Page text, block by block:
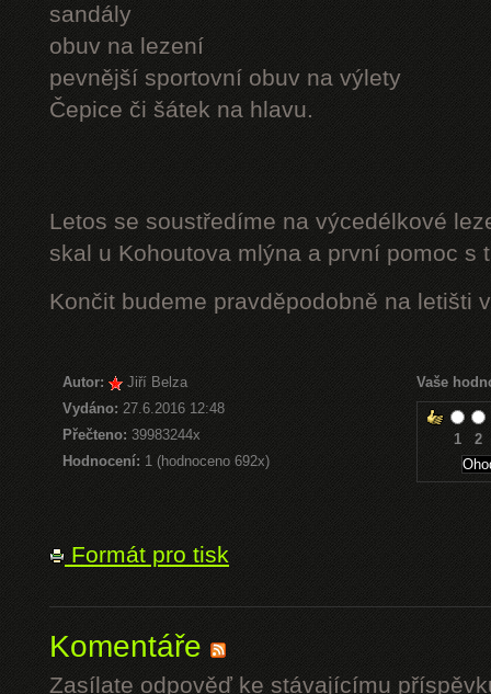
sandály
obuv na lezení
pevnější sportovní obuv na výlety
Čepice či šátek na hlavu.
Letos se soustředíme na výcedélkové
skal u Kohoutova mlýna a první pomoc s
Končit budeme pravděpodobně na letišti
Autor:
Jiří Belza
Vydáno: 27.6.2016 12:48
Přečteno:39983244x
Hodnocení: 1 (hodnoceno 692x)
Vaše
1 2
Formát pro tisk
Komentáře
Zasílate odpověď ke stávajícímu